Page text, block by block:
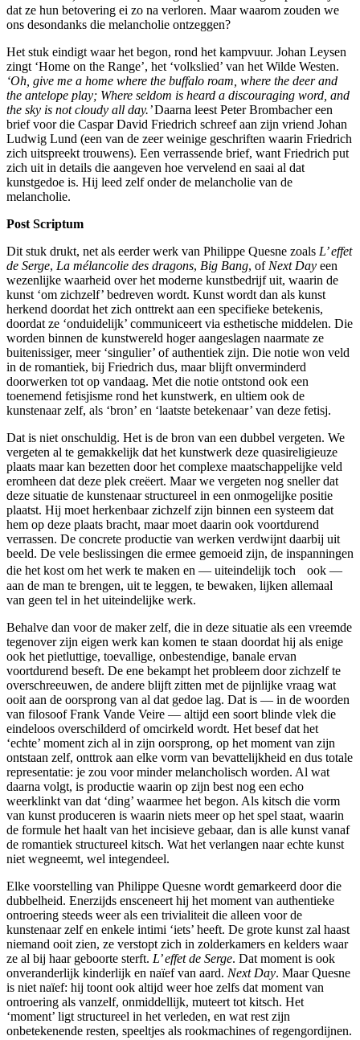
dat ze hun betovering ei zo na verloren. Maar waarom zouden we
ons desondanks die melancholie ontzeggen?
Het stuk eindigt waar het begon, rond het kampvuur. Johan Leysen
zingt ‘Home on the Range’, het ‘volkslied’ van het Wilde Westen.
‘Oh, give me a home where the buffalo roam, where the deer and
the antelope play; Where seldom is heard a discouraging word, and
the sky is not cloudy all day.’Daarna leest Peter Brombacher een
brief voor die Caspar David Friedrich schreef aan zijn vriend Johan
Ludwig Lund (een van de zeer weinige geschriften waarin Friedrich
zich uitspreekt trouwens). Een verrassende brief, want Friedrich put
zich uit in details die aangeven hoe vervelend en saai al dat
kunstgedoe is. Hij leed zelf onder de melancholie van de
melancholie.
Post Scriptum
Dit stuk drukt, net als eerder werk van Philippe Quesne zoals L’ effet
de Serge, La mélancolie des dragons, Big Bang, of Next Day een
wezenlijke waarheid over het moderne kunstbedrijf uit, waarin de
kunst ‘om zichzelf’ bedreven wordt. Kunst wordt dan als kunst
herkend doordat het zich onttrekt aan een specifieke betekenis,
doordat ze ‘onduidelijk’ communiceert via esthetische middelen. Die
worden binnen de kunstwereld hoger aangeslagen naarmate ze
buitenissiger, meer ‘singulier’ of authentiek zijn. Die notie won veld
in de romantiek, bij Friedrich dus, maar blijft onverminderd
doorwerken tot op vandaag. Met die notie ontstond ook een
toenemend fetisjisme rond het kunstwerk, en ultiem ook de
kunstenaar zelf, als ‘bron’ en ‘laatste betekenaar’ van deze fetisj.
Dat is niet onschuldig. Het is de bron van een dubbel vergeten. We
vergeten al te gemakkelijk dat het kunstwerk deze quasireligieuze
plaats maar kan bezetten door het complexe maatschappelijke veld
eromheen dat deze plek creëert. Maar we vergeten nog sneller dat
deze situatie de kunstenaar structureel in een onmogelijke positie
plaatst. Hij moet herkenbaar zichzelf zijn binnen een systeem dat
hem op deze plaats bracht, maar moet daarin ook voortdurend
verrassen. De concrete productie van werken verdwijnt daarbij uit
beeld. De vele beslissingen die ermee gemoeid zijn, de inspanningen
die het kost om het werk te maken en — uiteindelijk toch ook —
aan de man te brengen, uit te leggen, te bewaken, lijken allemaal
van geen tel in het uiteindelijke werk.
Behalve dan voor de maker zelf, die in deze situatie als een vreemde
tegenover zijn eigen werk kan komen te staan doordat hij als enige
ook het pietluttige, toevallige, onbestendige, banale ervan
voortdurend beseft. De ene bekampt het probleem door zichzelf te
overschreeuwen, de andere blijft zitten met de pijnlijke vraag wat
ooit aan de oorsprong van al dat gedoe lag. Dat is — in de woorden
van filosoof Frank Vande Veire — altijd een soort blinde vlek die
eindeloos overschilderd of omcirkeld wordt. Het besef dat het
‘echte’ moment zich al in zijn oorsprong, op het moment van zijn
ontstaan zelf, onttrok aan elke vorm van bevattelijkheid en dus totale
representatie: je zou voor minder melancholisch worden. Al wat
daarna volgt, is productie waarin op zijn best nog een echo
weerklinkt van dat ‘ding’ waarmee het begon. Als kitsch die vorm
van kunst produceren is waarin niets meer op het spel staat, waarin
de formule het haalt van het incisieve gebaar, dan is alle kunst vanaf
de romantiek structureel kitsch. Wat het verlangen naar echte kunst
niet wegneemt, wel integendeel.
Elke voorstelling van Philippe Quesne wordt gemarkeerd door die
dubbelheid. Enerzijds ensceneert hij het moment van authentieke
ontroering steeds weer als een trivialiteit die alleen voor de
kunstenaar zelf en enkele intimi ‘iets’ heeft. De grote kunst zal haast
niemand ooit zien, ze verstopt zich in zolderkamers en kelders waar
ze al bij haar geboorte sterft. L’ effet de Serge. Dat moment is ook
onveranderlijk kinderlijk en naïef van aard. Next Day. Maar Quesne
is niet naïef: hij toont ook altijd weer hoe zelfs dat moment van
ontroering als vanzelf, onmiddellijk, muteert tot kitsch. Het
‘moment’ ligt structureel in het verleden, en wat rest zijn
onbetekenende resten, speeltjes als rookmachines of regengordijnen.